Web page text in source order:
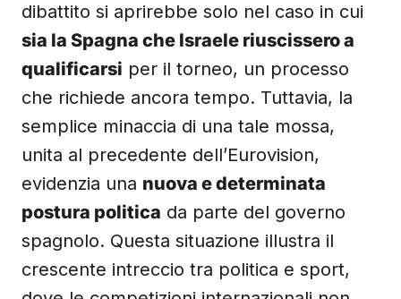
dibattito si aprirebbe solo nel caso in cui
sia la Spagna che Israele riuscissero a
qualificarsi per il torneo, un processo
che richiede ancora tempo. Tuttavia, la
semplice minaccia di una tale mossa,
unita al precedente dell’Eurovision,
evidenzia una nuova e determinata
postura politica da parte del governo
spagnolo. Questa situazione illustra il
crescente intreccio tra politica e sport,